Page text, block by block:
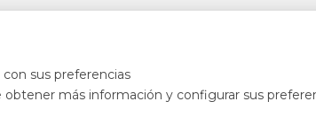
sus preferencias
más información y configurar sus